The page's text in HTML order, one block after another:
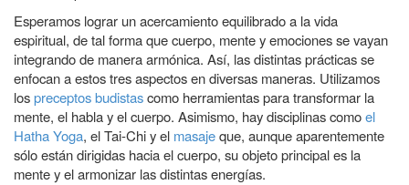
Esperamos lograr un acercamiento equilibrado a la vida
espiritual, de tal forma que cuerpo, mente y emociones se vayan
integrando de manera armónica. Así, las distintas prácticas se
enfocan a estos tres aspectos en diversas maneras. Utilizamos
lospreceptos budistascomo herramientas para transformar la
mente, el habla y el cuerpo. Asimismo, hay disciplinas comoel
Hatha Yoga, el Tai-Chi y el masajeque, aunque aparentemente
sólo están dirigidas hacia el cuerpo, su objeto principal es la
mente y el armonizar las distintas energías.